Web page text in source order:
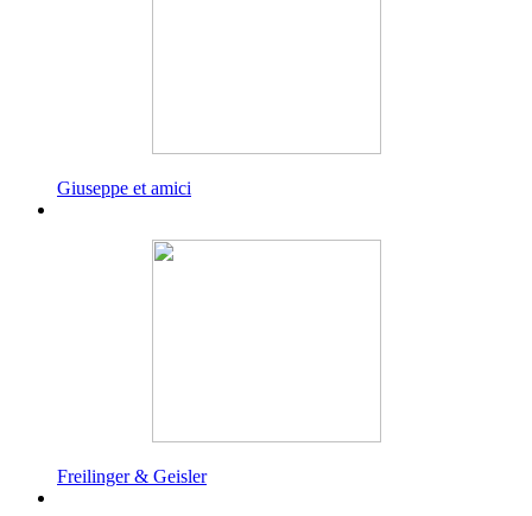
Giuseppe et amici
Freilinger & Geisler